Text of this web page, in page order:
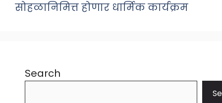
सोहळानिमित्त होणार धार्मिक कार्यक्रम
Search